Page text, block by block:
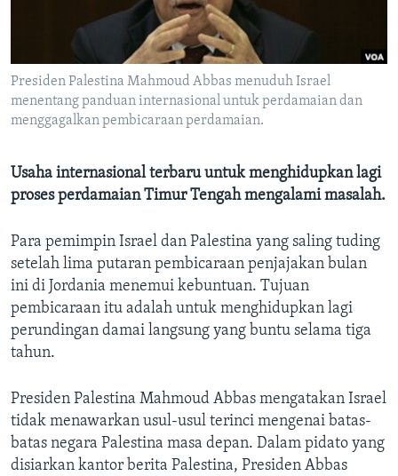
Presiden Palestina Mahmoud Abbas menuduh Israel
menentang panduan internasional untuk perdamaian dan
menggagalkan pembicaraan perdamaian.
Usaha internasional terbaru untuk menghidupkan lagi
proses perdamaian Timur Tengah mengalami masalah.
Para pemimpin Israel dan Palestina yang saling tuding
setelah lima putaran pembicaraan penjajakan bulan
ini di Jordania menemui kebuntuan. Tujuan
pembicaraan itu adalah untuk menghidupkan lagi
perundingan damai langsung yang buntu selama tiga
tahun.
Presiden Palestina Mahmoud Abbas mengatakan Israel
tidak menawarkan usul-usul terinci mengenai batas-
batas negara Palestina masa depan. Dalam pidato yang
disiarkan kantor berita Palestina, Presiden Abbas